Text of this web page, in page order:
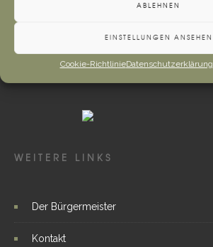
ABLEHNEN
EINSTELLUNGEN ANSEHEN
Cookie-RichtlinieDatenschutzerklärung
WEITERE LINKS
Der Bürgermeister
Kontakt